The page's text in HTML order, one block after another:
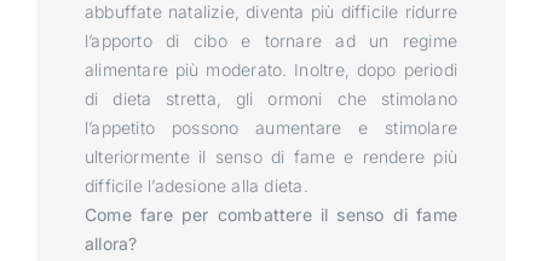
abbuffate natalizie, diventa più difficile ridurre
l’apporto di cibo e tornare ad un regime
alimentare più moderato. Inoltre, dopo periodi
di dieta stretta, gli ormoni che stimolano
l’appetito possono aumentare e stimolare
ulteriormente il senso di fame e rendere più
difficile l’adesione alla dieta.
Come fare per combattere il senso di fame
allora?